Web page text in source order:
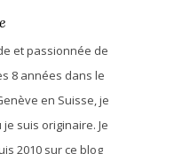
et passionnée de
8 années dans le
en Suisse, je
suis originaire. Je
2010 sur ce blog